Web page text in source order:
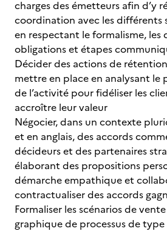
charges des émetteurs afin d’y
coordination avec les différents
en respectant le formalisme, les
obligations et étapes
Décider des actions de
mettre en place en analysant le
de l’activité pour fidéliser les
accroître leur valeur
Négocier, dans un contexte
et en anglais, des accords
décideurs et des partenaires
élaborant des propositions
démarche empathique et
contractualiser des accords
Formaliser les scénarios de vente
graphique de processus de